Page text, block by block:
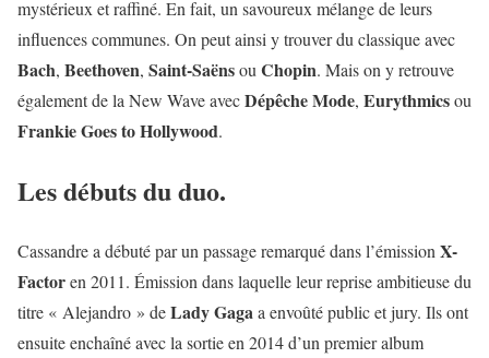
mystérieux et raffiné. En fait, un savoureux mélange de leurs
influences communes. On peut ainsi y trouver du classique avec
Bach, Beethoven, Saint-Saënsou Chopin. Mais on y retrouve
également de la New Wave avecDépêche Mode, Eurythmicsou
Frankie Goes to Hollywood.
Les débuts du duo.
Cassandre a débuté par un passage remarqué dans l’émission X-
Factoren 2011. Émission dans laquelle leur reprise ambitieuse du
titre « Alejandro » deLady Gagaa envoûté public et jury. Ils ont
ensuite enchaîné avec la sortie en 2014 d’un premier album